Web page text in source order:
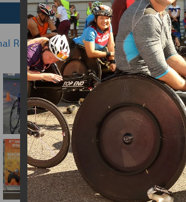
Команда Новости
Rezept-Sport Wheelchair Half